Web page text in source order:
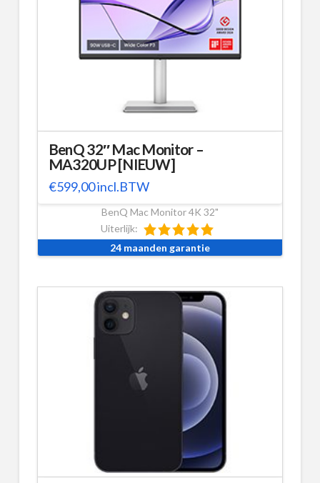
BenQ 32″ Mac Monitor –
MA320UP [NIEUW]
€599,00incl.BTW
BenQ Mac Monitor 4K 32"
Uiterlijk:
24 maanden garantie